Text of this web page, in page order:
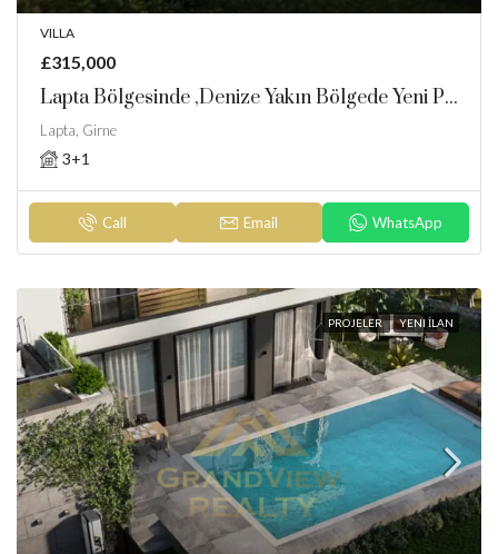
VILLA
£315,000
Lapta Bölgesinde ,denize Yakın Bölgede Yeni Proje
Lapta, Girne
3+1
Call Email WhatsApp
PROJELER YENI İLAN